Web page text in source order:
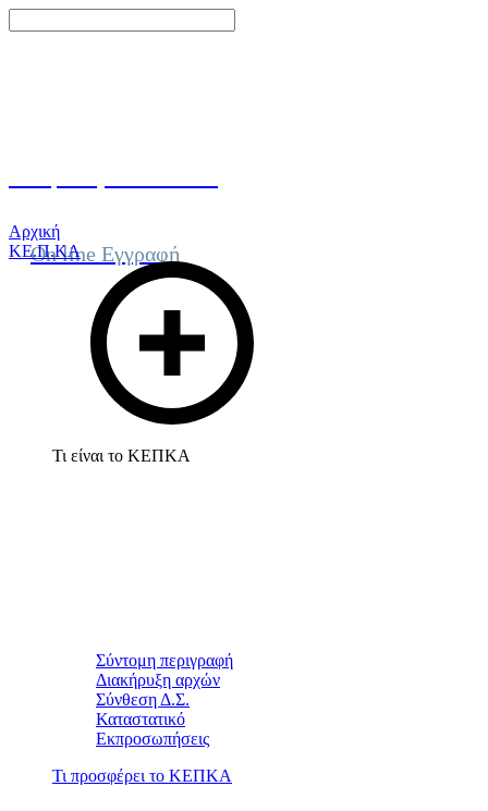
On line Εγγραφή
Αρχική
ΚΕ.Π.ΚΑ
Τι είναι το ΚΕΠΚΑ
Σύντομη περιγραφή
Διακήρυξη αρχών
Σύνθεση Δ.Σ.
Καταστατικό
Εκπροσωπήσεις
Τι προσφέρει το ΚΕΠΚΑ